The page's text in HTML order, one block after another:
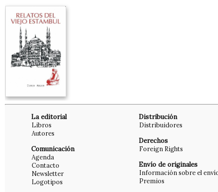
La editorial
Libros
Autores
Comunicación
Agenda
Contacto
Newsletter
Logotipos
Distribución
Distribuidores
Derechos
Foreign Rights
Envío de originales
Información sobre el
Premios